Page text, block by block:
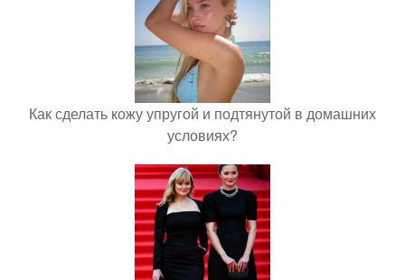
Как сделать кожу упругой и подтянутой в домашних
условиях?